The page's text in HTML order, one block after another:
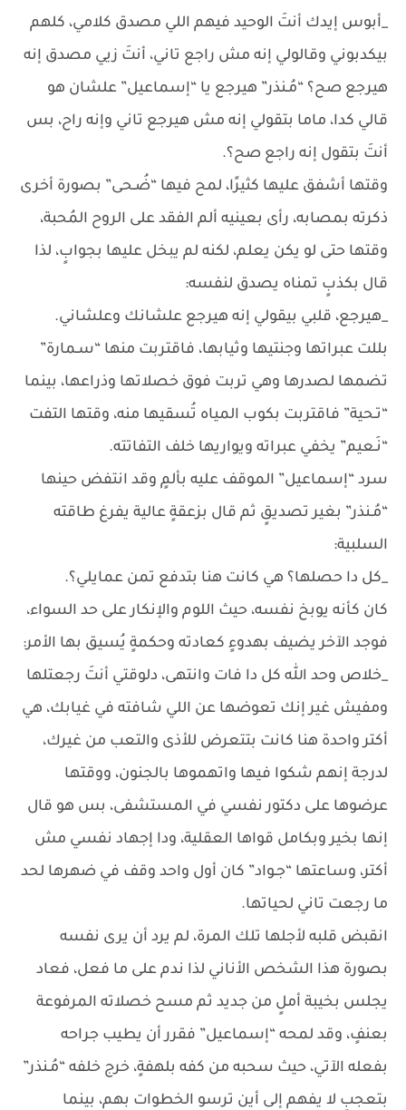
_أبوس إيدك أنتَ الوحيد فيهم اللي مصدق كلامي، كلهم
بيكدبوني وقالولي إنه مش راجع تاني، أنتَ زيي مصدق إنه
هيرجع صح؟ “مُـنذر” هيرجع يا “إسماعيل” علشان هو
قالي كدا، ماما بتقولي إنه مش هيرجع تاني وإنه راح، بس
أنتَ بتقول إنه راجع صح؟.
وقتها أشفق عليها كثيرًا، لمح فيها “ضُـحى” بصورة أخرى
ذكرته بمصابه، رأى بعينيه ألم الفقد على الروح المُحبة،
وقتها حتى لو يكن يعلم، لكنه لم يبخل عليها بجوابٍ، لذا
قال بكذبٍ تمناه يصدق لنفسه:
_هيرجع، قلبي بيقولي إنه هيرجع علشانك وعلشاني.
بللت عبراتها وجنتيها وثيابها، فاقتربت منها “سـمارة”
تضمها لصدرها وهي تربت فوق خصلاتها وذراعها، بينما
“تـحية” فاقتربت بكوب المياه تُسقيها منه، وقتها التفت
“نَـعيم” يخفي عبراته ويواريها خلف التفاتته.
سرد “إسماعيل” الموقف عليه بألمٍ وقد انتفض حينها
“مُـنذر” بغير تصديقٍ ثم قال بزعقةٍ عالية يفرغ طاقته
السلبية:
_كل دا حصلها؟ هي كانت هنا بتدفع تمن عمايلي؟.
كان كأنه يوبخ نفسه، حيث اللوم والإنكار على حد السواء،
فوجد الآخر يضيف بهدوءٍ كعادته وحكمةٍ يُسيق بها الأمر:
_خلاص وحد الله كل دا فات وانتهى، دلوقتي أنتَ رجعتلها
ومفيش غير إنك تعوضها عن اللي شافته في غيابك، هي
أكتر واحدة هنا كانت بتتعرض للأذى والتعب من غيرك،
لدرجة إنهم شكوا فيها واتهموها بالجنون، ووقتها
عرضوها على دكتور نفسي في المستشفى، بس هو قال
إنها بخير وبكامل قواها العقلية، ودا إجهاد نفسي مش
أكتر، وساعتها “جـواد” كان أول واحد وقف في ضهرها لحد
ما رجعت تاني لحياتها.
انقبض قلبه لأجلها تلك المرة، لم يرد أن يرى نفسه
بصورة هذا الشخص الأناني لذا ندم على ما فعل، فعاد
يجلس بخيبة أملٍ من جديد ثم مسح خصلاته المرفوعة
بعنفٍ، وقد لمحه “إسماعيل” فقرر أن يطيب جراحه
بفعله الآتي، حيث سحبه من كفه بلهفةٍ، خرج خلفه “مُـنذر”
بتعجبٍ لا يفهم إلى أين ترسو الخطوات بهم، بينما